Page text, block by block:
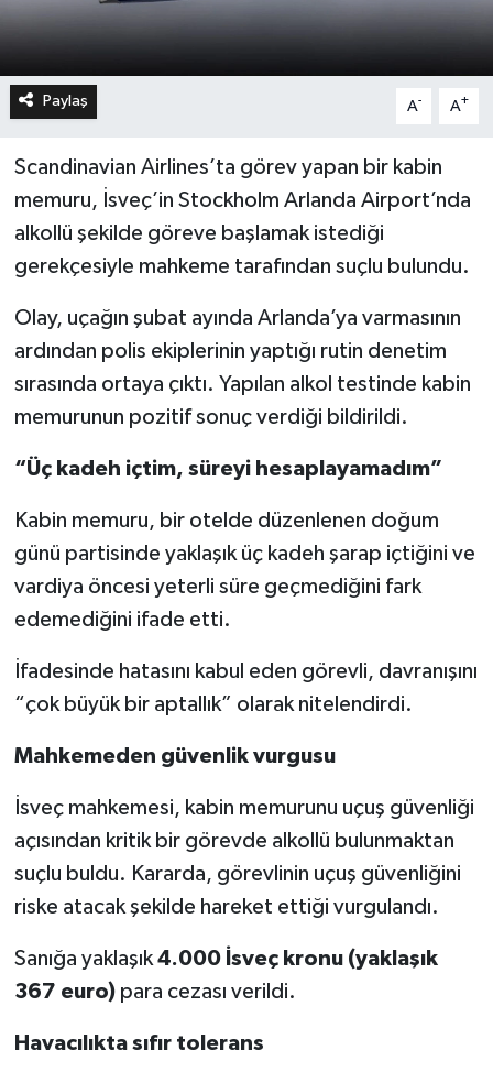
Paylaş A- A+
Scandinavian Airlines’ta görev yapan bir kabin
memuru, İsveç’in Stockholm Arlanda Airport’nda
alkollü şekilde göreve başlamak istediği
gerekçesiyle mahkeme tarafından suçlu bulundu.
Olay, uçağın şubat ayında Arlanda’ya varmasının
ardından polis ekiplerinin yaptığı rutin denetim
sırasında ortaya çıktı. Yapılan alkol testinde kabin
memurunun pozitif sonuç verdiği bildirildi.
“Üç kadeh içtim, süreyi hesaplayamadım”
Kabin memuru, bir otelde düzenlenen doğum
günü partisinde yaklaşık üç kadeh şarap içtiğini ve
vardiya öncesi yeterli süre geçmediğini fark
edemediğini ifade etti.
İfadesinde hatasını kabul eden görevli, davranışını
“çok büyük bir aptallık” olarak nitelendirdi.
Mahkemeden güvenlik vurgusu
İsveç mahkemesi, kabin memurunu uçuş güvenliği
açısından kritik bir görevde alkollü bulunmaktan
suçlu buldu. Kararda, görevlinin uçuş güvenliğini
riske atacak şekilde hareket ettiği vurgulandı.
Sanığa yaklaşık4.000 İsveç kronu (yaklaşık
367 euro)para cezası verildi.
Havacılıkta sıfır tolerans